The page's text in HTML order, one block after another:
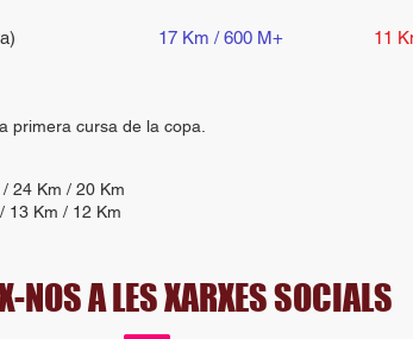
17 Km / 600 M+ 11
primera cursa de la copa.
Km / 20 Km
Km / 12 Km
NOS A LES XARXES SOCIALS